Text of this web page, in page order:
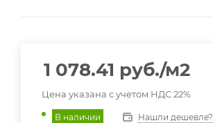
1 078.41 руб./м2
Цена указана с учетом НДС 22%
В наличии Нашли дешевле?